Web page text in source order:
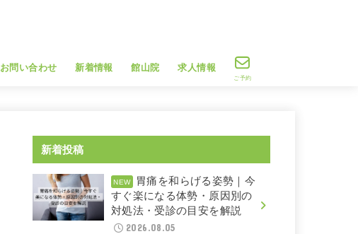
お問い合わせ 新着情報 館山院 求人情報
ご予約
新着投稿
胃痛を和らげる姿勢｜今
すぐ楽になる体勢・原因別の
対処法・受診の目安を解説
2026.08.05